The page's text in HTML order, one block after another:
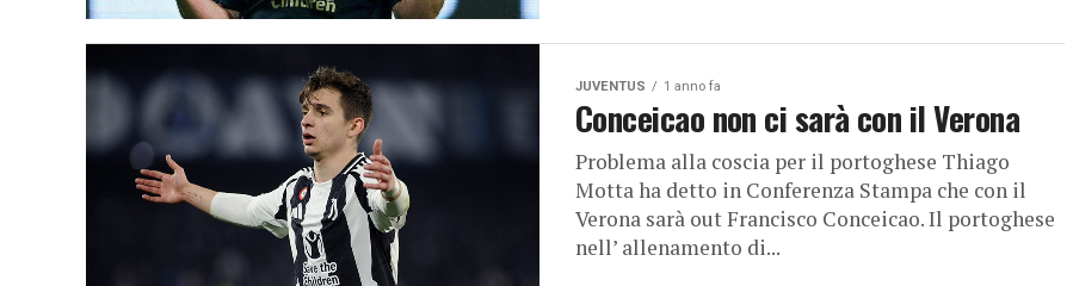
JUVENTUS 1 anno fa
Conceicao non ci sarà con il Verona
Problema alla coscia per il portoghese Thiago
Motta ha detto in Conferenza Stampa che con il
Verona sarà out Francisco Conceicao. Il portoghese
nell’ allenamento di...